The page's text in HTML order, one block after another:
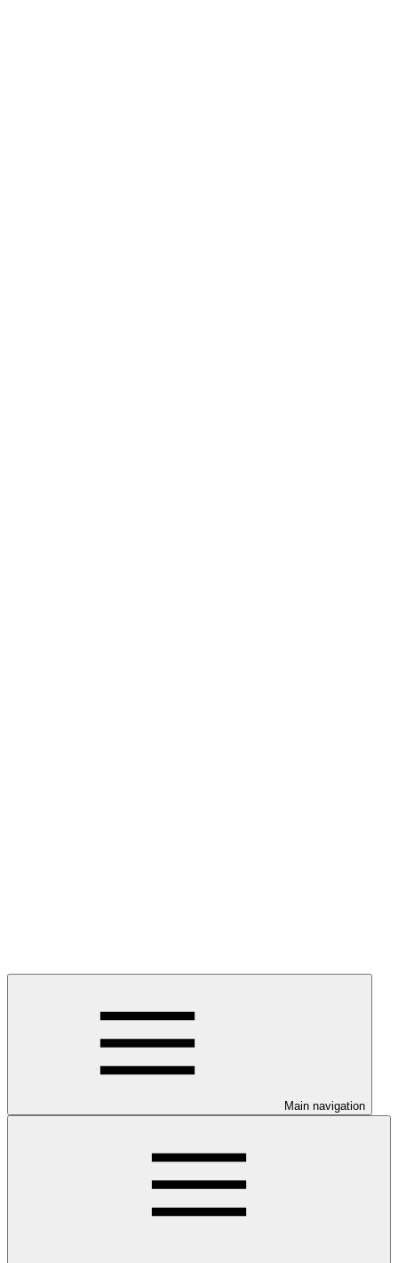
Main navigation